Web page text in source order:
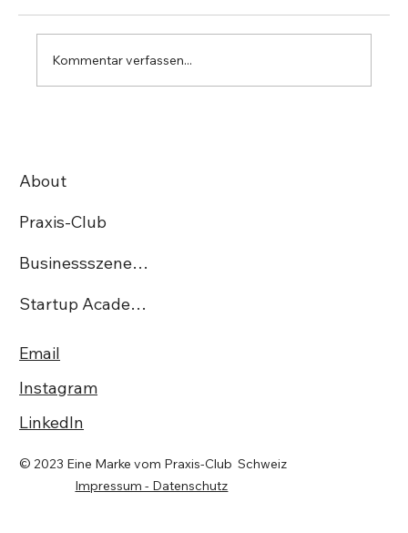
Kommentar verfassen...
About
Praxis-Club
Businessszene.ch
Startup Academy CH
Email
Instagram
LinkedIn
© 2023 Eine Marke vom Praxis-Club Schweiz
Impressum - Datenschutz